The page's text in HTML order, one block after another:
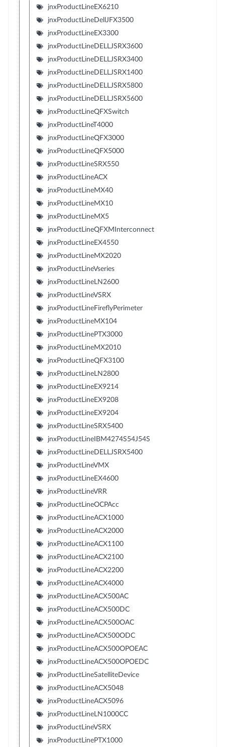
jnxProductLineEX6210
jnxProductLineDellJFX3500
jnxProductLineEX3300
jnxProductLineDELLJSRX3600
jnxProductLineDELLJSRX3400
jnxProductLineDELLJSRX1400
jnxProductLineDELLJSRX5800
jnxProductLineDELLJSRX5600
jnxProductLineQFXSwitch
jnxProductLineT4000
jnxProductLineQFX3000
jnxProductLineQFX5000
jnxProductLineSRX550
jnxProductLineACX
jnxProductLineMX40
jnxProductLineMX10
jnxProductLineMX5
jnxProductLineQFXMInterconnect
jnxProductLineEX4550
jnxProductLineMX2020
jnxProductLineVseries
jnxProductLineLN2600
jnxProductLineVSRX
jnxProductLineFireflyPerimeter
jnxProductLineMX104
jnxProductLinePTX3000
jnxProductLineMX2010
jnxProductLineQFX3100
jnxProductLineLN2800
jnxProductLineEX9214
jnxProductLineEX9208
jnxProductLineEX9204
jnxProductLineSRX5400
jnxProductLineIBM4274S54J54S
jnxProductLineDELLJSRX5400
jnxProductLineVMX
jnxProductLineEX4600
jnxProductLineVRR
jnxProductLineOCPAcc
jnxProductLineACX1000
jnxProductLineACX2000
jnxProductLineACX1100
jnxProductLineACX2100
jnxProductLineACX2200
jnxProductLineACX4000
jnxProductLineACX500AC
jnxProductLineACX500DC
jnxProductLineACX500OAC
jnxProductLineACX500ODC
jnxProductLineACX500OPOEAC
jnxProductLineACX500OPOEDC
jnxProductLineSatelliteDevice
jnxProductLineACX5048
jnxProductLineACX5096
jnxProductLineLN1000CC
jnxProductLineVSRX
jnxProductLinePTX1000